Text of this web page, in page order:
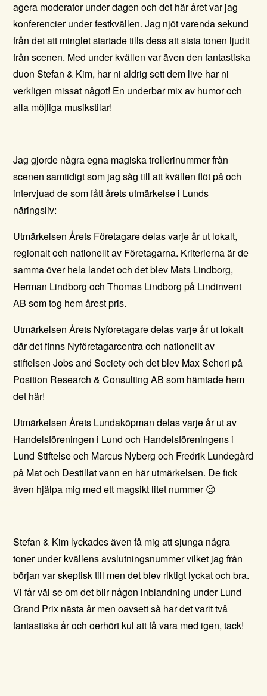
agera moderator under dagen och det här året var jag
konferencier underfestkvällen. Jag njöt varenda sekund
från det att minglet startade tills dess att sista tonen ljudit
från scenen. Med under kvällen var även den fantastiska
duonStefan & Kim, har ni aldrig sett dem live har ni
verkligen missat något! En underbar mix av humor och
alla möjliga musikstilar!
Jag gjorde några egna magiska trollerinummer från
scenen samtidigt som jag såg till att kvällen flöt på och
intervjuad de som fått årets utmärkelse i Lunds
näringsliv:
Utmärkelsen Årets Företagare delas varje år ut lokalt,
regionalt och nationellt av Företagarna. Kriterierna är de
samma över hela landet och det blev Mats Lindborg,
Herman Lindborg och Thomas Lindborg på Lindinvent
AB som tog hem årest pris.
Utmärkelsen Årets Nyföretagare delas varje år ut lokalt
där det finns Nyföretagarcentra och nationellt av
stiftelsen Jobs and Society och det blev Max Schori på
Position Research & Consulting AB som hämtade hem
det här!
Utmärkelsen Årets Lundaköpman delas varje år ut av
Handelsföreningen i Lund och Handelsföreningens i
Lund Stiftelse och Marcus Nyberg och Fredrik Lundegård
på Mat och Destillatvann en här utmärkelsen. De fick
även hjälpa mig med ett magsikt litet nummer 😉
Stefan & Kim lyckades även få mig att sjunga några
toner under kvällens avslutningsnummer vilket jag från
början var skeptisk till men det blev riktigt lyckat och bra.
Vi får väl se om det blir någon inblandning under Lund
Grand Prix nästa år men oavsett så har det varit två
fantastiska år och oerhört kul att få vara med igen, tack!